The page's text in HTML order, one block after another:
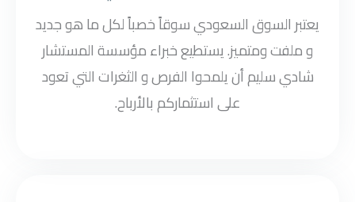
يعتبر السوق السعودي سوقاً خصباً لكل ما هو جديد
و ملفت ومتميز. يستطيع خبراء مؤسسة المستشار
شادي سليم أن يلمحوا الفرص و الثغرات التي تعود
على استثماركم بالأرباح.